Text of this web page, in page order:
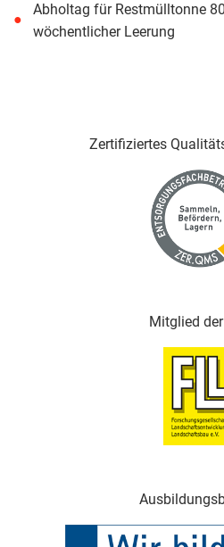
●
Abholtag für Restmülltonne
wöchentlicher Leerung
Zertifiziertes
Mitglied